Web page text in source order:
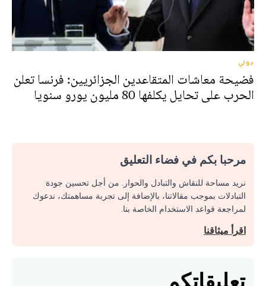
دولي
فضيحة معاشات المتقاعدين الجزائريين: فرنسا تعلن
الحرب على تحايل يكلفها 80 مليون يورو سنويا
مرحبا بكم في فضاء التعليق
نريد مساحة للنقاش والتبادل والحوار. من أجل تحسين جودة
التبادلات بموجب مقالاتنا، بالإضافة إلى تجربة مساهمتك، ندعوك
لمراجعة قواعد الاستخدام الخاصة بنا.
اقرأ ميثاقنا